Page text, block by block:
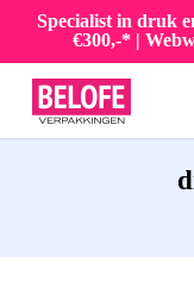
Skip
main
content
Specialist in druk
€300,-* |